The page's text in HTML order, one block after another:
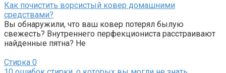
Как почистить ворсистый ковер домашними
средствами?
Вы обнаружили, что ваш ковер потерял былую
свежесть? Внутреннего перфекциониста расстраивают
найденные пятна? Не
Стирка 0